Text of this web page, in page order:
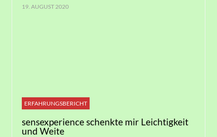
19. AUGUST 2020
ERFAHRUNGSBERICHT
sensexperience schenkte mir Leichtigkeit
und Weite